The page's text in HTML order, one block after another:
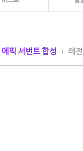
에픽 서번트 합성 레